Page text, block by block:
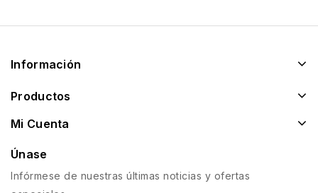
Información
Productos
Mi Cuenta
Únase
Infórmese de nuestras últimas noticias y ofertas